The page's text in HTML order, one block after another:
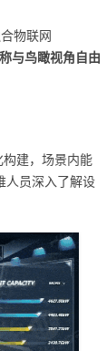
物联网
与鸟瞰视角自由
建，场景内能
人员深入了解设